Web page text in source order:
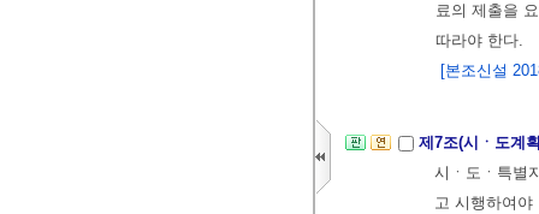
료의 제출을
따라야 한다.
[본조신설
제7조(시ㆍ도계
시ㆍ도ㆍ특별
고 시행하여